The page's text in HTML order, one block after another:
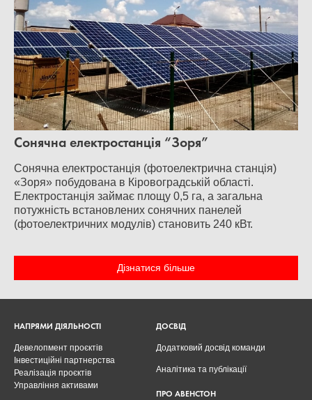
Сонячна електростанція “Зоря”
Сонячна електростанція (фотоелектрична станція)
«Зоря» побудована в Кіровоградській області.
Електростанція займає площу 0,5 га, а загальна
потужність встановлених сонячних панелей
(фотоелектричних модулів) становить 240 кВт.
Дізнатися більше
НАПРЯМИ ДІЯЛЬНОСТІ
Девелопмент проєктів
Інвестиційні партнерства
Реалізація проєктів
Управління активами
ДОСВІД
Додатковий досвід команди
Аналітика та публікації
ПРО АВЕНСТОН